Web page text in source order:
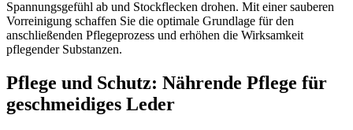
Spannungsgefühl ab und Stockflecken drohen. Mit einer sauberen
Vorreinigung schaffen Sie die optimale Grundlage für den
anschließenden Pflegeprozess und erhöhen die Wirksamkeit
pflegender Substanzen.
Pflege und Schutz: Nährende Pflege für
geschmeidiges Leder